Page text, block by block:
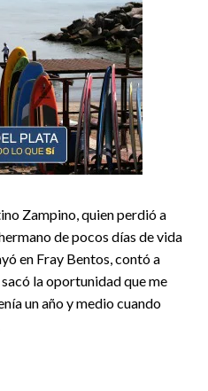
Zampino, quien perdió a
de pocos días de vida
en Fray Bentos, contó a
la oportunidad que me
un año y medio cuando